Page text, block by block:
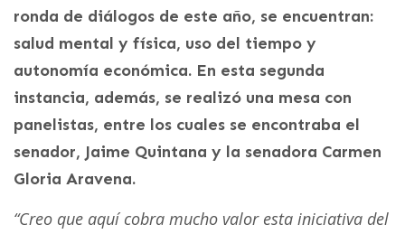
ronda de diálogos de este año, se encuentran:
salud mental y física, uso del tiempo y
autonomía económica. En esta segunda
instancia, además, se realizó una mesa con
panelistas, entre los cuales se encontraba el
senador, Jaime Quintana y la senadora Carmen
Gloria Aravena.
“Creo que aquí cobra mucho valor esta iniciativa del